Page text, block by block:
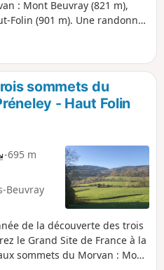
: Mont Beuvray (821 m),
Folin (901 m). Une randonnée
totale à votre
: ici, c'est le Morvan
sommets du
- Haut Folin
-695 m
Beuvray
de la découverte des trois
le Grand Site de France à la
sommets du Morvan : Mont